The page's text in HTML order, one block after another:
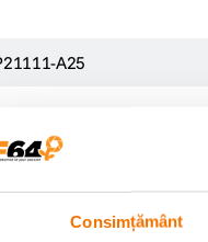
Consimțământ
A25